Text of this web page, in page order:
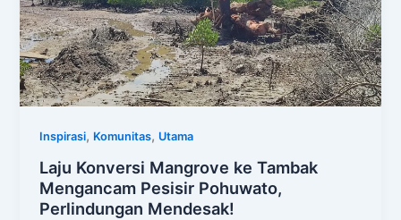
Inspirasi, Komunitas, Utama
Laju Konversi Mangrove ke Tambak
Mengancam Pesisir Pohuwato,
Perlindungan Mendesak!